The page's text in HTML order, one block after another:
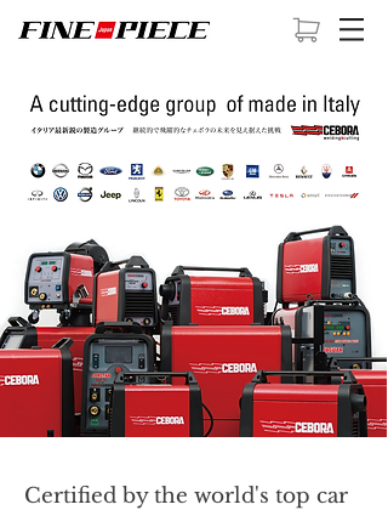
Certified by the world's top car